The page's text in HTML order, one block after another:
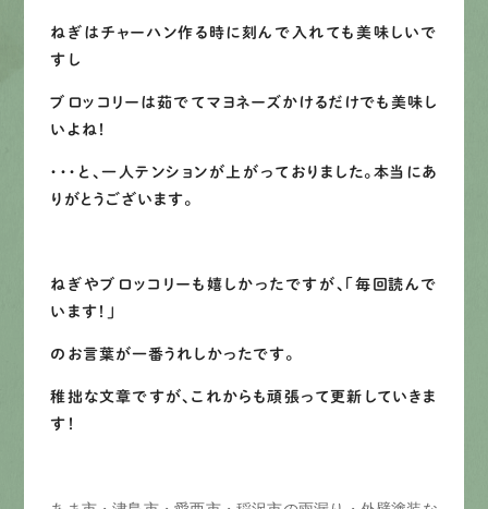
ねぎはチャーハン作る時に刻んで入れても美味しいで
すし
ブロッコリーは茹でてマヨネーズかけるだけでも美味し
いよね！
・・・と、一人テンションが上がっておりました。本当にあ
りがとうございます。
ねぎやブロッコリーも嬉しかったですが、「毎回読んで
います！」
のお言葉が一番うれしかったです。
稚拙な文章ですが、これからも頑張って更新していきま
す！